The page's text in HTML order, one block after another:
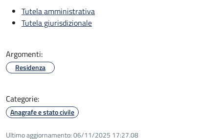
Tutela amministrativa
Tutela giurisdizionale
Argomenti:
Residenza
Categorie:
Anagrafe e stato civile
Ultimo aggiornamento:06/11/2025 17:27.08